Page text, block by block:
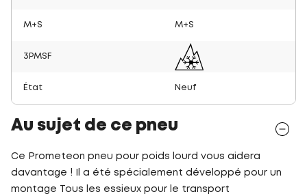
M+S M+S
3PMSF
État Neuf
Au sujet de ce pneu
Ce Prometeon pneu pour poids lourd vous aidera
davantage ! Il a été spécialement développé pour un
montage Tous les essieux pour le transport